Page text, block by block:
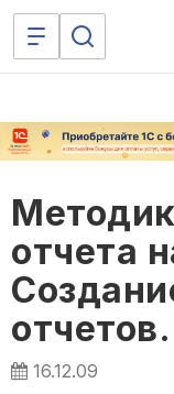
отчета
отчетов.
16.12.09